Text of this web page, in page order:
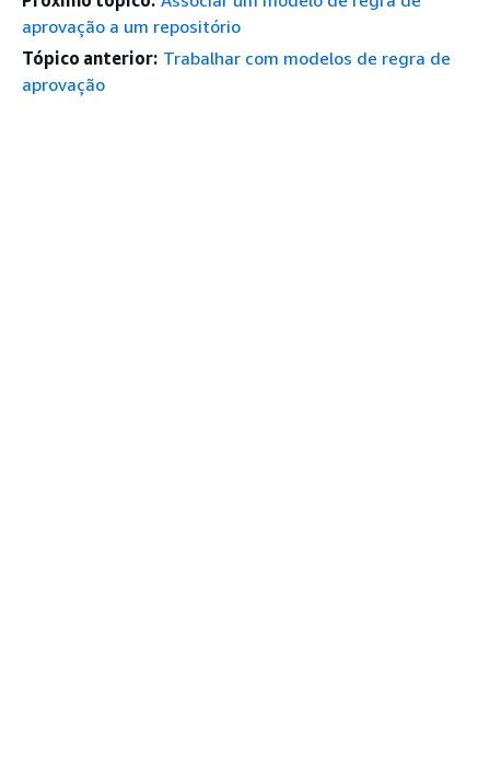
aprovação a um repositório
Tópico anterior: Trabalhar com modelos de regra de
aprovação